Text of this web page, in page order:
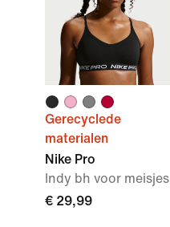
Gerecyclede
materialen
Nike Pro
Indy bh voor meisjes
€ 29,99